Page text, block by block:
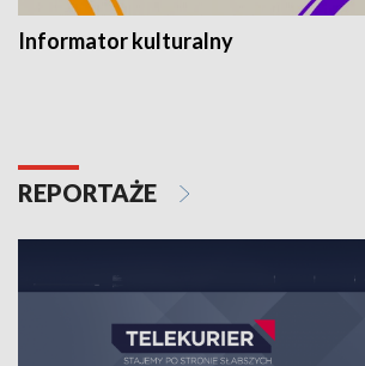
Informator kulturalny
REPORTAŻE